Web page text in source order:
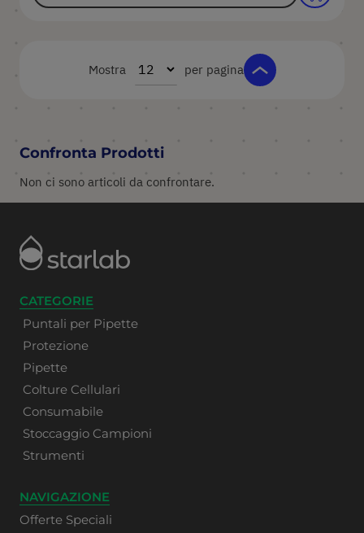
Mostra per pagina
Confronta Prodotti
Non ci sono articoli da confrontare.
CATEGORIE
Puntali per Pipette
Protezione
Pipette
Colture Cellulari
Consumabile
Stoccaggio Campioni
Strumenti
NAVIGAZIONE
Offerte Speciali